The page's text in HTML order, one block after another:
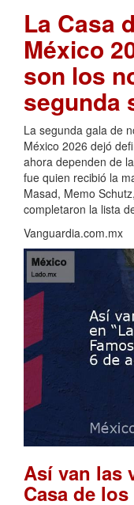
La Casa
México
son los
segunda
La segunda gala de
México 2026 dejó
ahora dependen de
fue quien recibió la
Masad, Memo
completaron la lista
Vanguardia.com.mx
Así van las
Casa de